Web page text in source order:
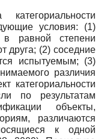
условия: (1)
в равной степени
друга; (2) соседние
испытуемым; (3)
различия
категориальности
по результатам
объекты,
различаются
к одной